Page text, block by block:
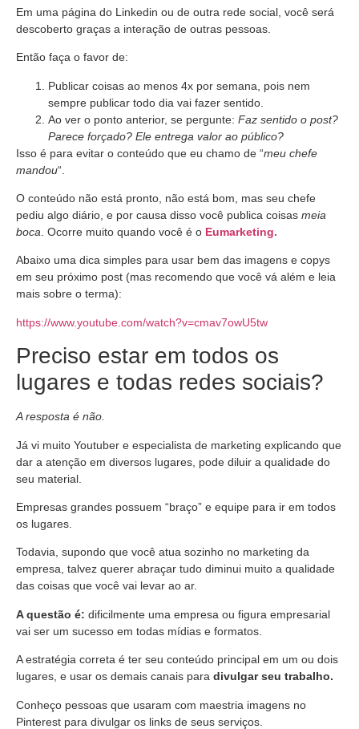
Em uma página do Linkedin ou de outra rede social, você será
descoberto graças a interação de outras pessoas.
Então faça o favor de:
Publicar coisas ao menos 4x por semana, pois nem
sempre publicar todo dia vai fazer sentido.
Ao ver o ponto anterior, se pergunte: Faz sentido o post?
Parece forçado? Ele entrega valor ao público?
Isso é para evitar o conteúdo que eu chamo de “meu chefe
mandou“.
O conteúdo não está pronto, não está bom, mas seu chefe
pediu algo diário, e por causa disso você publica coisas meia
boca . Ocorre muito quando você é o Eumarketing.
Abaixo uma dica simples para usar bem das imagens e copys
em seu próximo post (mas recomendo que você vá além e leia
mais sobre o terma):
https://www.youtube.com/watch?v=cmav7owU5tw
Preciso estar em todos os
lugares e todas redes sociais?
A resposta é não.
Já vi muito Youtuber e especialista de marketing explicando que
dar a atenção em diversos lugares, pode diluir a qualidade do
seu material.
Empresas grandes possuem “braço” e equipe para ir em todos
os lugares.
Todavia, supondo que você atua sozinho no marketing da
empresa, talvez querer abraçar tudo diminui muito a qualidade
das coisas que você vai levar ao ar.
A questão é: dificilmente uma empresa ou figura empresarial
vai ser um sucesso em todas mídias e formatos.
A estratégia correta é ter seu conteúdo principal em um ou dois
lugares, e usar os demais canais para divulgar seu trabalho.
Conheço pessoas que usaram com maestria imagens no
Pinterest para divulgar os links de seus serviços.